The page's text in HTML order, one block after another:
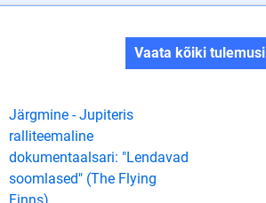
Vaata kõiki tulemusi
Järgmine - Jupiteris
ralliteemaline
dokumentaalsari: "Lendavad
soomlased" (The Flying
Finns)